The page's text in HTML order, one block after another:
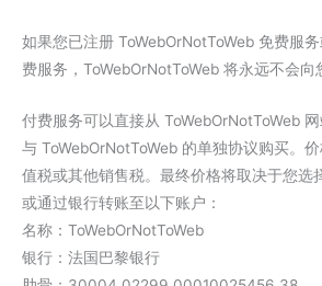
如果您已注册 ToWebOrNotToWeb 免费服
费服务，ToWebOrNotToWeb 将永远不会向
付费服务可以直接从 ToWebOrNotToWeb
与 ToWebOrNotToWeb 的单独协议购买。
值税或其他销售税。最终价格将取决于您选
或通过银行转账至以下账户：
名称：ToWebOrNotToWeb
银行：法国巴黎银行